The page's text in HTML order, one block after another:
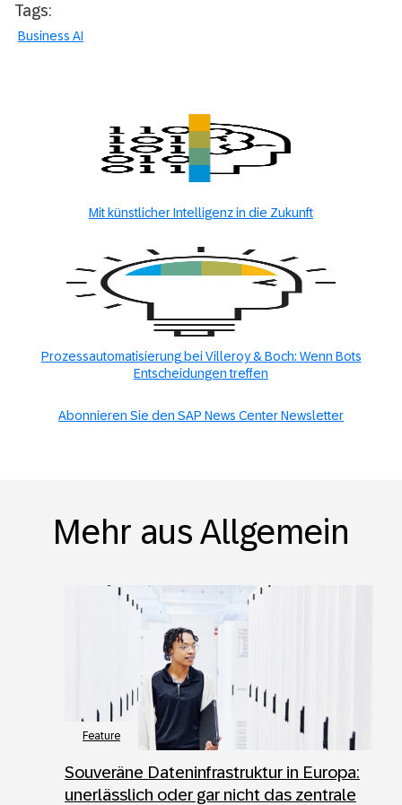
Tags:
Business AI
Mit künstlicher Intelligenz in die Zukunft
Prozessautomatisierung bei Villeroy & Boch: Wenn Bots
Entscheidungen treffen
Abonnieren Sie den SAP News Center Newsletter
Mehr aus Allgemein
Feature
Souveräne Dateninfrastruktur in Europa:
unerlässlich oder gar nicht das zentrale